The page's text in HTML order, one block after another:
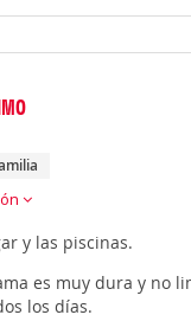
y las piscinas.
es muy dura y no
los días.